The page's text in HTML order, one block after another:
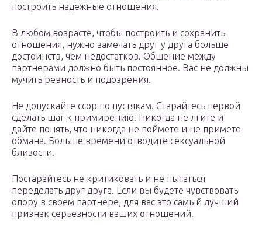
построить надежные отношения.
В любом возрасте, чтобы построить и сохранить
отношения, нужно замечать друг у друга больше
достоинств, чем недостатков. Общение между
партнерами должно быть постоянное. Вас не должны
мучить ревность и подозрения.
Не допускайте ссор по пустякам. Старайтесь первой
сделать шаг к примирению. Никогда не лгите и
дайте понять, что никогда не поймете и не примете
обмана. Больше времени отводите сексуальной
близости.
Постарайтесь не критиковать и не пытаться
переделать друг друга. Если вы будете чувствовать
опору в своем партнере, для вас это самый лучший
признак серьезности ваших отношений.